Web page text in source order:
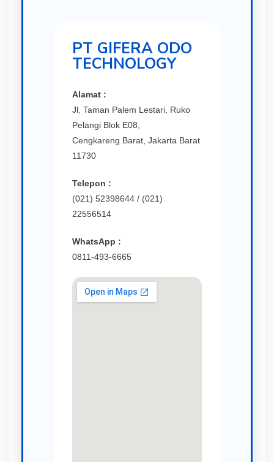
PT GIFERA ODO
TECHNOLOGY
Alamat :
Jl. Taman Palem Lestari, Ruko
Pelangi Blok E08,
Cengkareng Barat, Jakarta Barat
11730
Telepon :
(021) 52398644 / (021)
22556514
WhatsApp :
0811-493-6665